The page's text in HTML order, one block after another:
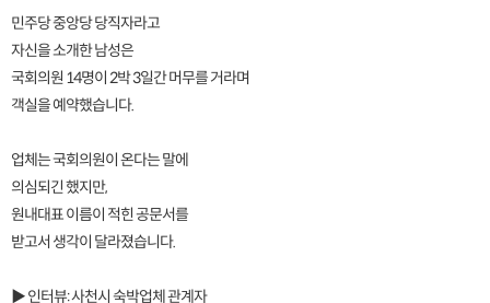
민주당 중앙당 당직자라고
자신을 소개한 남성은
국회의원 14명이 2박 3일간 머무를 거라며
객실을 예약했습니다.
업체는 국회의원이 온다는 말에
의심되긴 했지만,
원내대표 이름이 적힌 공문서를
받고서 생각이 달라졌습니다.
▶ 인터뷰: 사천시 숙박업체 관계자